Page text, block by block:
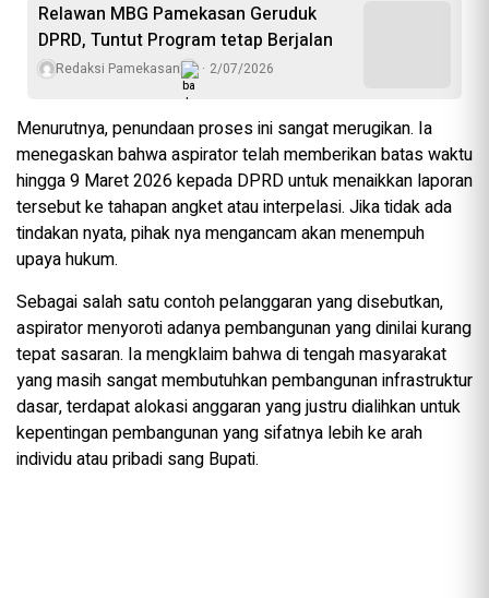
Relawan MBG Pamekasan Geruduk
DPRD, Tuntut Program tetap Berjalan
Redaksi Pamekasan 2/07/2026
Menurutnya, penundaan proses ini sangat merugikan. Ia
menegaskan bahwa aspirator telah memberikan batas waktu
hingga 9 Maret 2026 kepada DPRD untuk menaikkan laporan
tersebut ke tahapan angket atau interpelasi. Jika tidak ada
tindakan nyata, pihak nya mengancam akan menempuh
upaya hukum.
Sebagai salah satu contoh pelanggaran yang disebutkan,
aspirator menyoroti adanya pembangunan yang dinilai kurang
tepat sasaran. Ia mengklaim bahwa di tengah masyarakat
yang masih sangat membutuhkan pembangunan infrastruktur
dasar, terdapat alokasi anggaran yang justru dialihkan untuk
kepentingan pembangunan yang sifatnya lebih ke arah
individu atau pribadi sang Bupati.